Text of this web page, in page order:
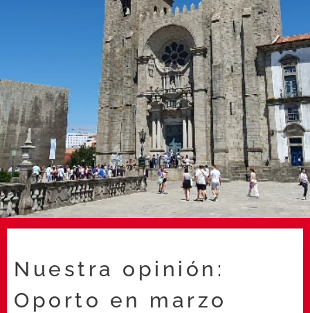
Nuestra opinión:
Oporto en marzo